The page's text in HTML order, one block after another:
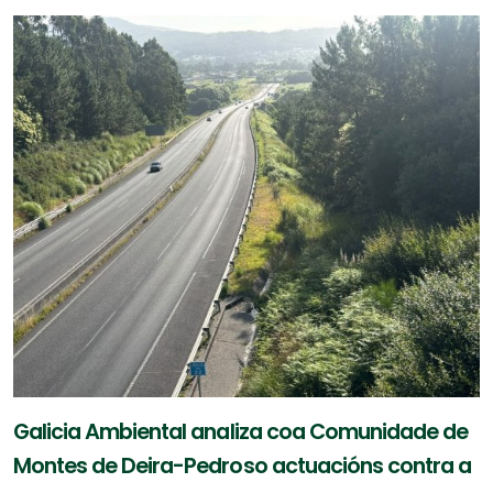
Galicia Ambiental analiza coa Comunidade de
Montes de Deira-Pedroso actuacións contra a